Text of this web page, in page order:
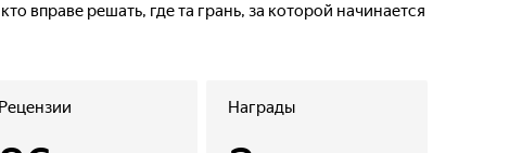
вправе решать, где та грань, за которой начинается
Рецензии Награды